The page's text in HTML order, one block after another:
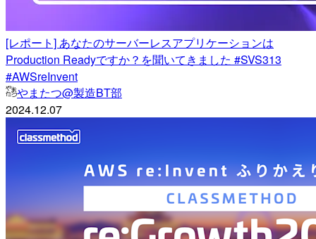
[レポート] あなたのサーバーレスアプリケーションは
Production Readyですか？を聞いてきました #SVS313
#AWSreInvent
やまたつ@製造BT部
2024.12.07